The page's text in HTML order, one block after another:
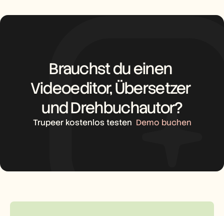
Brauchst du einen
Videoeditor, Übersetzer
und Drehbuchautor?
Trupeer kostenlos testen Demo buchen